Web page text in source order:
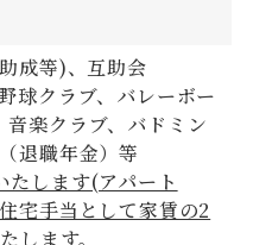
成等)、互助会
球クラブ、バレーボー
楽クラブ、バドミン
退職年金）等
します(アパート
宅手当として家賃の2
します。